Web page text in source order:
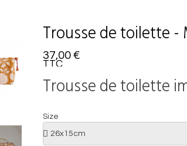
Trousse de toilette -
37,00 €
TTC
Trousse de toilette
Size